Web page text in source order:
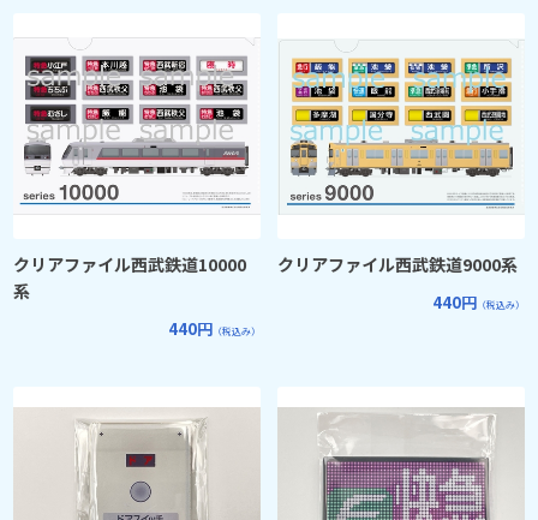
クリアファイル西武鉄道10000
系
440円 （税込み）
クリアファイル西武鉄道9000系
440円 （税込み）